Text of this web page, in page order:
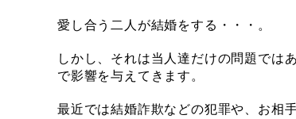
愛し合う二人が結婚をする・・・。
しかし、それは当人達だけの問題では
で影響を与えてきます。
最近では結婚詐欺などの犯罪や、お相